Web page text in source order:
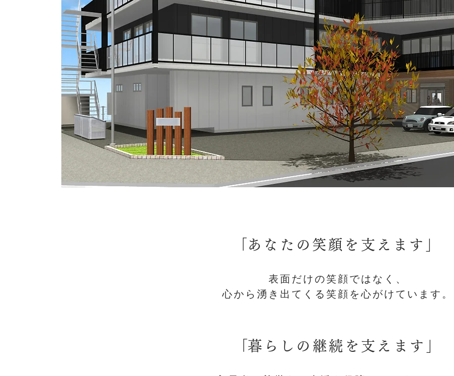
​「あなたの笑顔を支えます」
​表面だけの笑顔ではなく、
​心から湧き出てくる笑顔を心がけています。
​「暮らしの継続を支えます」